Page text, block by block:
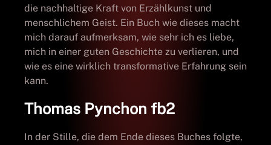
die nachhaltige Kraft von Erzählkunst und
menschlichem Geist. Ein Buch wie dieses macht
mich darauf aufmerksam, wie sehr ich es liebe,
mich in einer guten Geschichte zu verlieren, und
wie es eine wirklich transformative Erfahrung sein
kann.
Thomas Pynchon fb2
In der Stille, die dem Ende dieses Buches folgte,